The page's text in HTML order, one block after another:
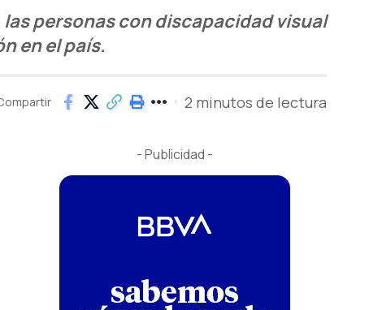
personas con discapacidad visual
en el país.
2 minutos de lectura
- Publicidad -